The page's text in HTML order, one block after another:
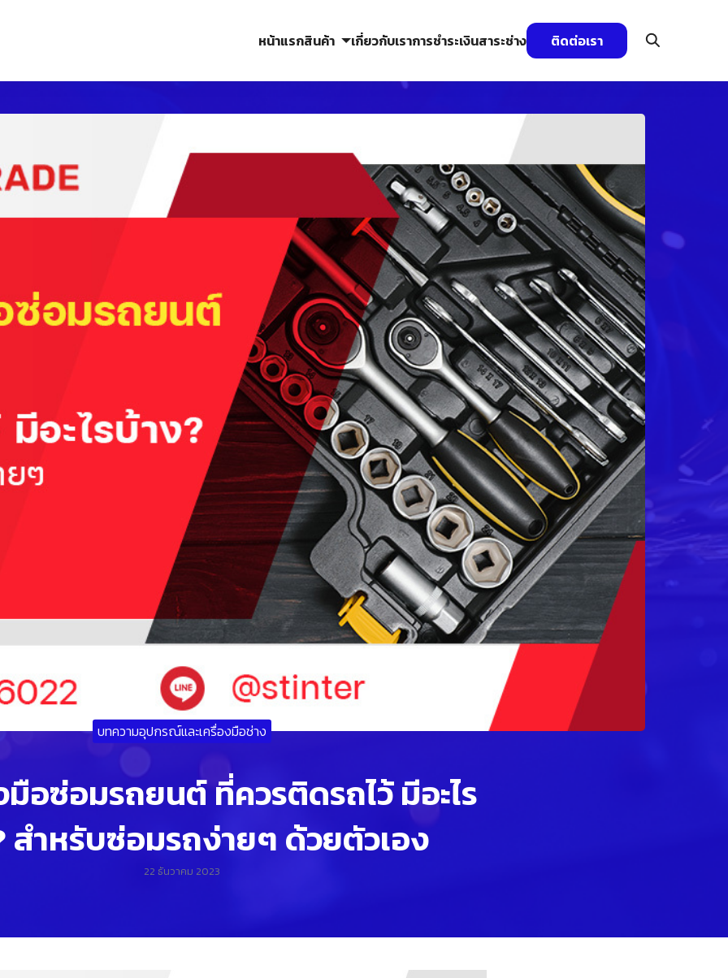
หน้าแรกสินค้า เกี่ยวกับเราการชำระเงินสาระช่าง ติดต่อเรา
บทความอุปกรณ์และเครื่องมือช่าง
มือซ่อมรถยนต์ ที่ควรติดรถไว้ มีอะไร
สำหรับซ่อมรถง่ายๆ ด้วยตัวเอง
22 ธันวาคม 2023